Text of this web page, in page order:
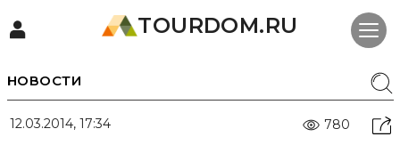
TOURDOM.RU
НОВОСТИ
12.03.2014, 17:34 780